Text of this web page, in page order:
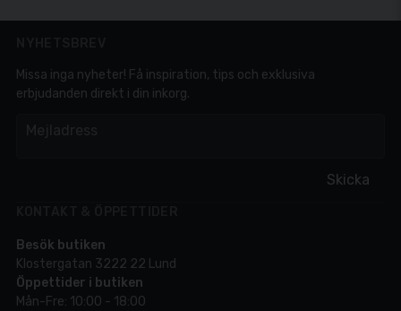
Skicka
Missa inga nyheter! Få inspiration, tips och exklusiva
erbjudanden direkt i din inkorg.
Besök butiken
Klostergatan 3222 22 Lund
Öppettider i butiken
Mån-Fre: 10:00 - 18:00